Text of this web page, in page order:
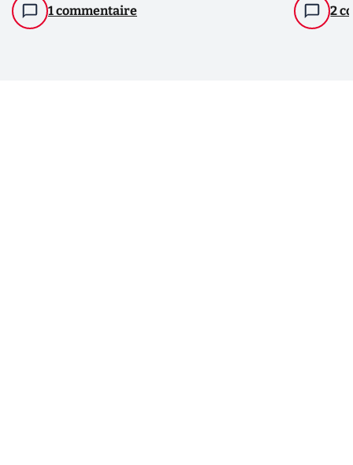
1 commentaire 2